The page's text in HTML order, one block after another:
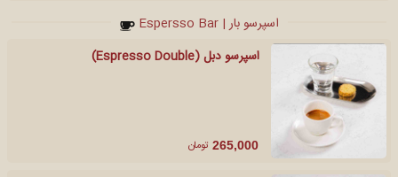
اسپرسو بار | Espersso Bar
اسپرسو دبل (Espresso Double)
265,000 تومان